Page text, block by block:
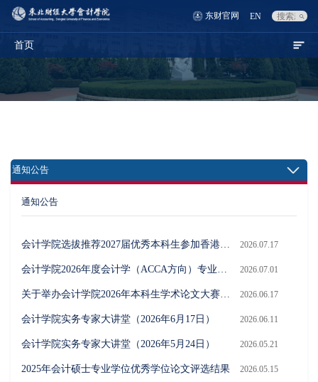
东财官网 EN
首页
通知公告
通知公告
2026.07.17
会计学院选拔推荐2027届优秀本科生参加香港中文大学全日制硕士研究生项目结果公示
2026.07.01
会计学院2026年度会计学（ACCA方向）专业本科生“全科通过奖学金”评选结果公示
2026.06.17
关于举办会计学院2026年本科生学术论文大赛的通知
2026.06.11
会计学院实务专家大讲堂（2026年6月17日）
2026.05.21
会计学院实务专家大讲堂（2026年5月24日）
2026.05.15
2025年会计硕士专业学位优秀学位论文评选结果